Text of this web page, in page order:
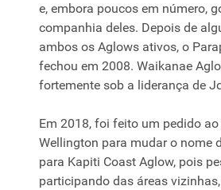
e, embora poucos em número,
companhia deles. Depois de
ambos os Aglows ativos, o
fechou em 2008. Waikanae
fortemente sob a liderança de
Em 2018, foi feito um pedido
Wellington para mudar o nome
para Kapiti Coast Aglow, pois
participando das áreas